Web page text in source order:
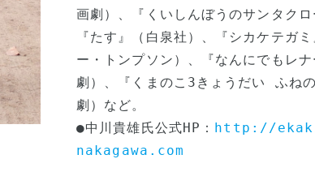
画劇）、『くいしんぼうのサンタクロ
『たす』（白泉社）、『シカケテガ
ー・トンプソン）、『なんにでもレ
劇）、『くまのこ3きょうだい ふね
劇）など。
●中川貴雄氏公式HP： http://
nakagawa.com